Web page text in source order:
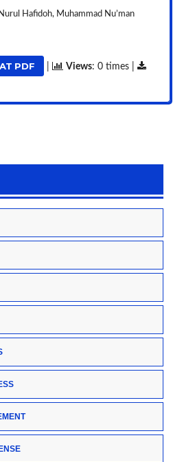
Hafidoh, Muhammad Nu’man
PDF Views: 0 times |